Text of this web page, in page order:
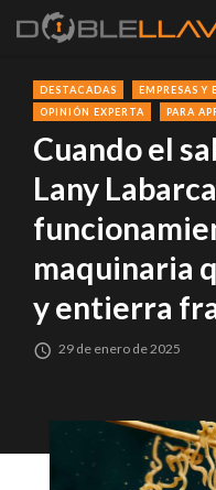
DESTACADAS EMPRESAS Y
OPINIÓN EXPERTA
PARA
Cuando el
Lany
maquinaria
y entierra
29 de enero de 2025